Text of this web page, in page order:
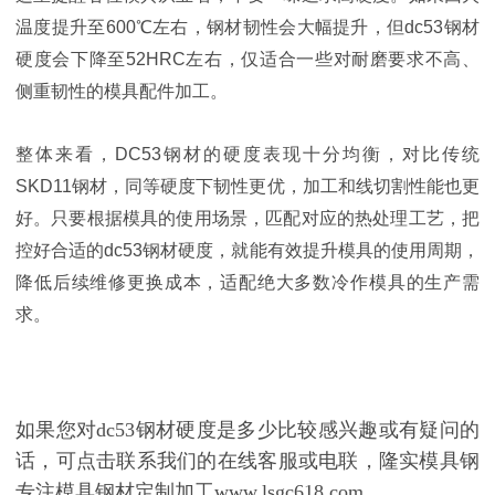
温度提升至600℃左右，钢材韧性会大幅提升，但dc53钢材
硬度会下降至52HRC左右，仅适合一些对耐磨要求不高、
侧重韧性的模具配件加工。
整体来看，DC53钢材的硬度表现十分均衡，对比传统
SKD11钢材，同等硬度下韧性更优，加工和线切割性能也更
好。只要根据模具的使用场景，匹配对应的热处理工艺，把
控好合适的dc53钢材硬度，就能有效提升模具的使用周期，
降低后续维修更换成本，适配绝大多数冷作模具的生产需
求。
如果您对dc53钢材硬度是多少比较感兴趣或有疑问的
话，可点击联系我们的在线客服或电联，隆实模具钢